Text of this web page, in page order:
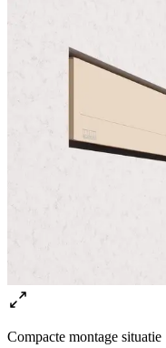
Compacte montage situatie